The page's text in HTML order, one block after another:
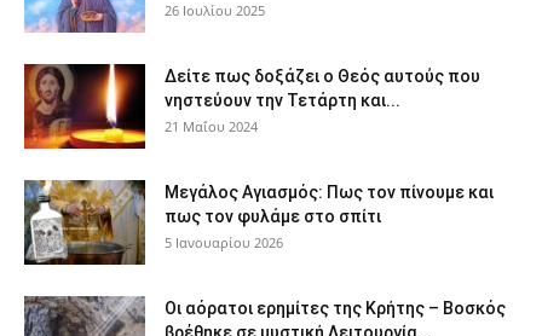
26 Ιουλίου 2025
Δείτε πως δοξάζει ο Θεός αυτούς που
νηστεύουν την Τετάρτη και...
21 Μαΐου 2024
Μεγάλος Αγιασμός: Πως τον πίνουμε και
πως τον φυλάμε στο σπίτι
5 Ιανουαρίου 2026
Οι αόρατοι ερημίτες της Κρήτης – Βοσκός